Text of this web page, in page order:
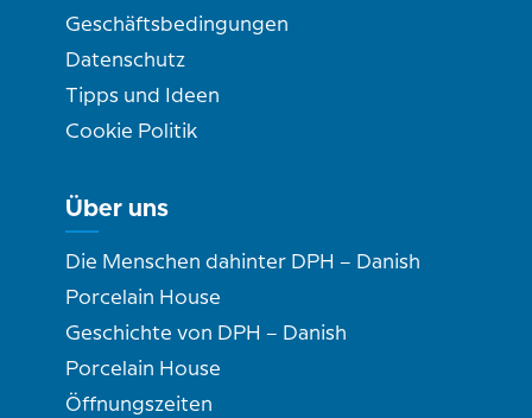
Geschäftsbedingungen
Datenschutz
Tipps und Ideen
Cookie Politik
Über uns
Die Menschen dahinter DPH – Danish
Porcelain House
Geschichte von DPH – Danish
Porcelain House
Öffnungszeiten